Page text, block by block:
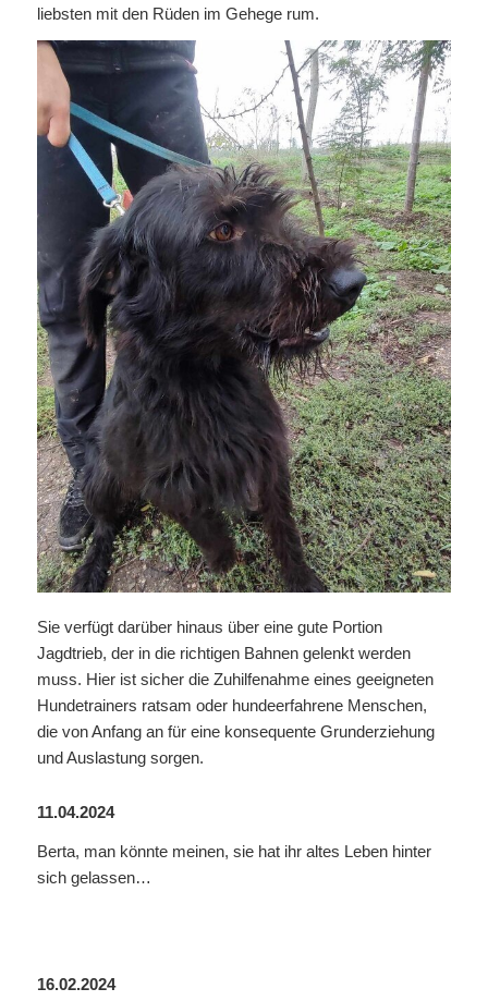
liebsten mit den Rüden im Gehege rum.
Sie verfügt darüber hinaus über eine gute Portion
Jagdtrieb, der in die richtigen Bahnen gelenkt werden
muss. Hier ist sicher die Zuhilfenahme eines geeigneten
Hundetrainers ratsam oder hundeerfahrene Menschen,
die von Anfang an für eine konsequente Grunderziehung
und Auslastung sorgen.
11.04.2024
Berta, man könnte meinen, sie hat ihr altes Leben hinter
sich gelassen…
16.02.2024